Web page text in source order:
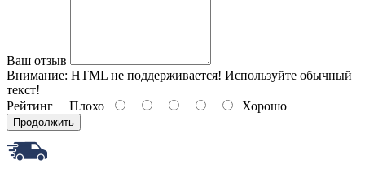
Ваш отзыв
Внимание: HTML не поддерживается! Используйте обычный
текст!
Рейтинг Плохо Хорошо
Продолжить